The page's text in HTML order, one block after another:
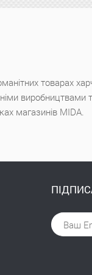
товарах
виробництвами
магазинів MIDA.